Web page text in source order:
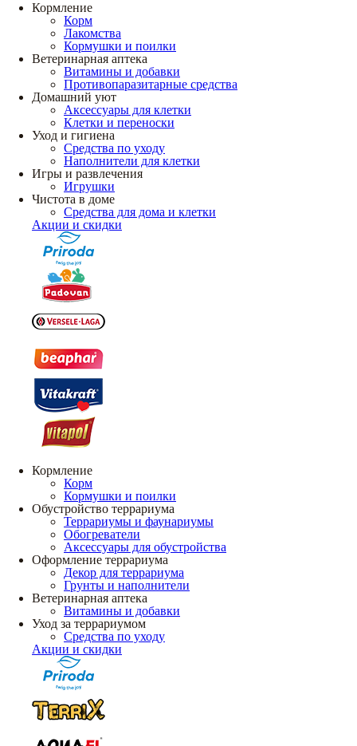
Кормление
Корм
Лакомства
Кормушки и поилки
Ветеринарная аптека
Витамины и добавки
Противопаразитарные средства
Домашний уют
Аксессуары для клетки
Клетки и переноски
Уход и гигиена
Средства по уходу
Наполнители для клетки
Игры и развлечения
Игрушки
Чистота в доме
Средства для дома и клетки
Акции и скидки
Кормление
Корм
Кормушки и поилки
Обустройство террариума
Террариумы и фаунариумы
Обогреватели
Аксессуары для обустройства
Оформление террариума
Декор для террариума
Грунты и наполнители
Ветеринарная аптека
Витамины и добавки
Уход за террариумом
Средства по уходу
Акции и скидки